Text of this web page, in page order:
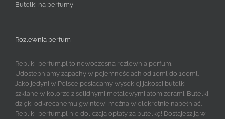
Butelki na perfumy
Rozlewnia perfum
Repliki-perfum.pl to nowoczesna rozlewnia perfum.
Udostępniamy zapachy w pojemnościach od 10ml do 100ml.
Jako jedyni w Polsce posiadamy wysokiej jakości butelki
szklane w kolorze z solidnymi metalowymi atomizerami. Butelki
dzięki odkręcanemu gwintowi można wielokrotnie napełniać.
Repliki-perfum.pl nie doliczają opłaty za butelkę! Dostajesz ją w